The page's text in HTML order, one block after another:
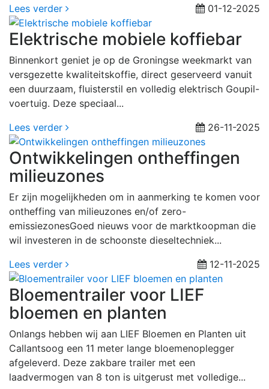
Lees verder
01-12-2025
Elektrische mobiele koffiebar
Binnenkort geniet je op de Groningse weekmarkt van
versgezette kwaliteitskoffie, direct geserveerd vanuit
een duurzaam, fluisterstil en volledig elektrisch Goupil-
voertuig. Deze speciaal...
Lees verder
26-11-2025
Ontwikkelingen ontheffingen
milieuzones
Er zijn mogelijkheden om in aanmerking te komen voor
ontheffing van milieuzones en/of zero-
emissiezonesGoed nieuws voor de marktkoopman die
wil investeren in de schoonste dieseltechniek...
Lees verder
12-11-2025
Bloementrailer voor LIEF
bloemen en planten
Onlangs hebben wij aan LIEF Bloemen en Planten uit
Callantsoog een 11 meter lange bloemenoplegger
afgeleverd. Deze zakbare trailer met een
laadvermogen van 8 ton is uitgerust met volledige...